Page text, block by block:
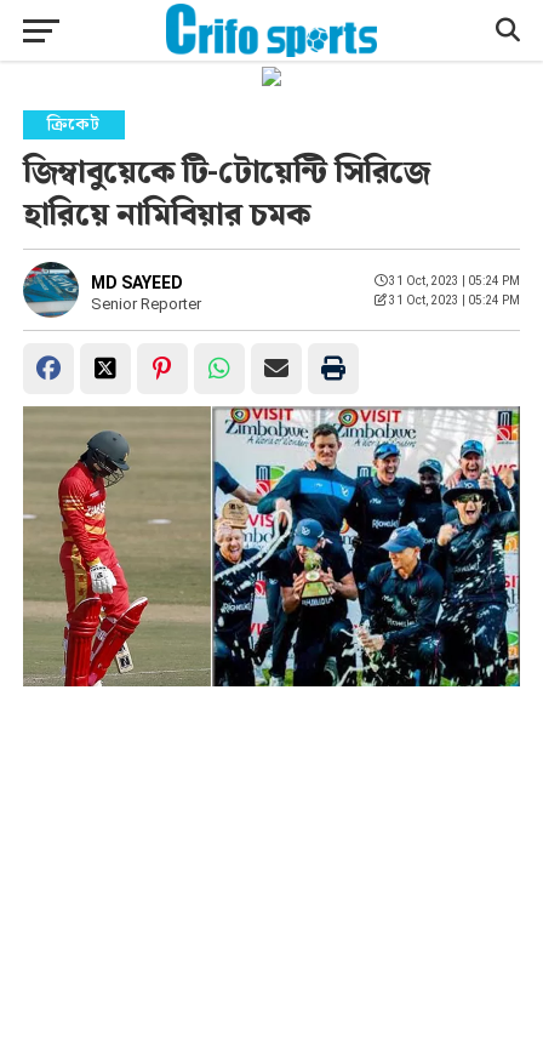
ক্রিকেট
জিম্বাবুয়েকে টি-টোয়েন্টি সিরিজে
হারিয়ে নামিবিয়ার চমক
MD SAYEED
Senior Reporter
31 Oct, 2023 | 05:24 PM
31 Oct, 2023 | 05:24 PM